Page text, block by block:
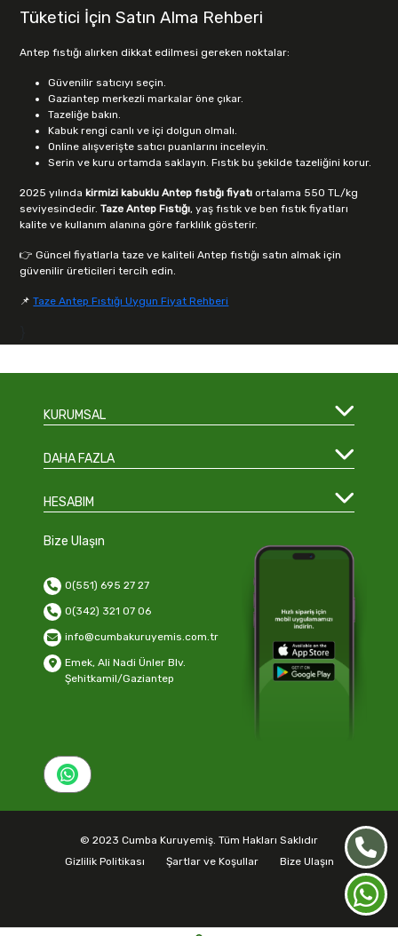
Tüketici İçin Satın Alma Rehberi
Antep fıstığı alırken dikkat edilmesi gereken noktalar:
Güvenilir satıcıyı seçin.
Gaziantep merkezli markalar öne çıkar.
Tazeliğe bakın.
Kabuk rengi canlı ve içi dolgun olmalı.
Online alışverişte satıcı puanlarını inceleyin.
Serin ve kuru ortamda saklayın. Fıstık bu şekilde tazeliğini korur.
2025 yılında kirmizi kabuklu Antep fıstığı fiyatı ortalama 550 TL/kg
seviyesindedir.Taze Antep Fıstığı, yaş fıstık ve ben fıstık fiyatları
kalite ve kullanım alanına göre farklılık gösterir.
👉 Güncel fiyatlarla taze ve kaliteli Antep fıstığı satın almak için
güvenilir üreticileri tercih edin.
📌Taze Antep Fıstığı Uygun Fiyat Rehberi
KURUMSAL
DAHA FAZLA
HESABIM
Bize Ulaşın
0(551) 695 27 27
0(342) 321 07 06
info@cumbakuruyemis.com.tr
Emek, Ali Nadi Ünler Blv.
Şehitkamil/Gaziantep
© 2023 Cumba Kuruyemiş. Tüm Hakları Saklıdır
Gizlilik Politikası
Şartlar ve Koşullar Bize Ulaşın